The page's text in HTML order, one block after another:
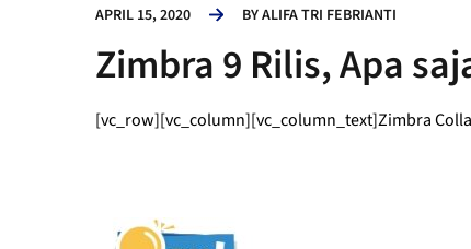
APRIL 15, 2020 BYALIFA TRI FEBRIANTI
Zimbra 9 Rilis, Apa
[vc_row][vc_column][vc_column_text]Zimbra